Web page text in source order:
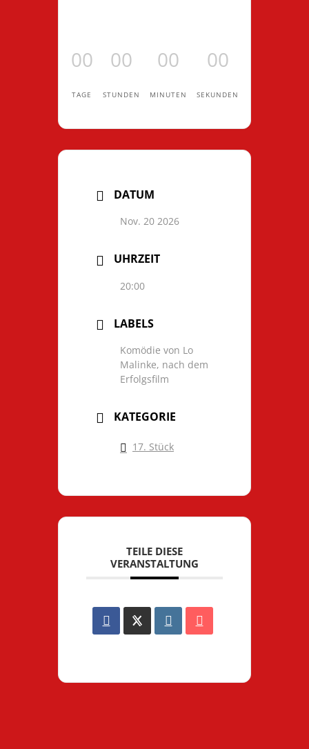
00
TAGE
00
STUNDEN
00
MINUTEN
00
SEKUNDEN
DATUM
Nov. 20 2026
UHRZEIT
20:00
LABELS
Komödie von Lo
Malinke, nach dem
Erfolgsfilm
KATEGORIE
17. Stück
TEILE DIESE
VERANSTALTUNG